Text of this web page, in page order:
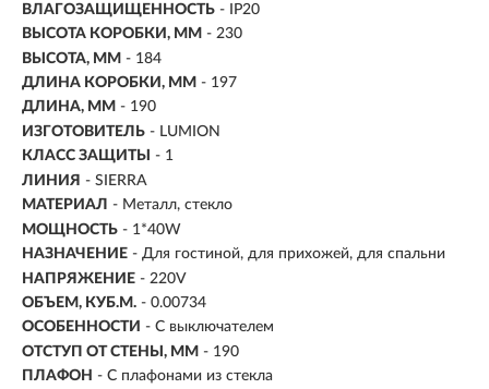
ВЛАГОЗАЩИЩЕННОСТЬ - IP20
ВЫСОТА КОРОБКИ, ММ - 230
ВЫСОТА, ММ - 184
ДЛИНА КОРОБКИ, ММ - 197
ДЛИНА, ММ - 190
ИЗГОТОВИТЕЛЬ - LUMION
КЛАСС ЗАЩИТЫ
- 1
ЛИНИЯ - SIERRA
МАТЕРИАЛ - Металл, стекло
МОЩНОСТЬ - 1*40W
НАЗНАЧЕНИЕ - Для гостиной, для прихожей, для спальни
НАПРЯЖЕНИЕ - 220V
ОБЪЕМ, КУБ.М. - 0.00734
ОСОБЕННОСТИ - С выключателем
ОТСТУП ОТ СТЕНЫ, ММ - 190
ПЛАФОН - С плафонами из стекла